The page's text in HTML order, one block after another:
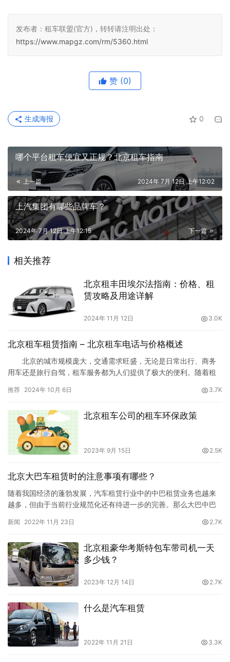
发布者：租车联盟(官方)，转转请注明出处：
https://www.mapgz.com/rm/5360.html
赞 (0)
0
生成海报
哪个平台租车便宜又正规？北京租车指南
上一篇 2024年 7月 12日 上午12:02
上汽集团有哪些品牌车？
下一篇
2024年 7月 12日 上午12:15
相关推荐
北京租丰田埃尔法指南：价格、租
赁攻略及用途详解
2024年 11月 12日 3.0K
北京租车租赁指南 – 北京租车电话与价格概述
北京的城市规模庞大，交通需求旺盛，无论是日常出行、商务
用车还是旅行自驾，租车服务都为人们提供了极大的便利。随着租
价格、服务也越来越多样化。在这篇文章中，我们将详细介绍北京
解北京的租车市场，找到最适合您的出行解决方案。北京租车总调
度：010-…
推荐 2024年 10月 6日 3.7K
北京租车公司的租车环保政策
2023年 9月 15日 2.5K
北京大巴车租赁时的注意事项有哪些？
随着我国经济的蓬勃发展，汽车租赁行业中的中巴租赁业务也越来
越多，但由于当前行业规范化还有待进一步的完善。那么大巴中巴
详细分享：1.租赁双方都要确认是正规的法人代表，汽车租赁公司应
相应证件（注意防止是私家车挂名出租）。租赁公司要向承租人出
示营业执…
新闻 2022年 11月 23日 2.7K
北京租豪华考斯特包车带司机一天
多少钱？
2023年 12月 14日 2.7K
什么是汽车租赁
2022年 11月 21日 3.3K